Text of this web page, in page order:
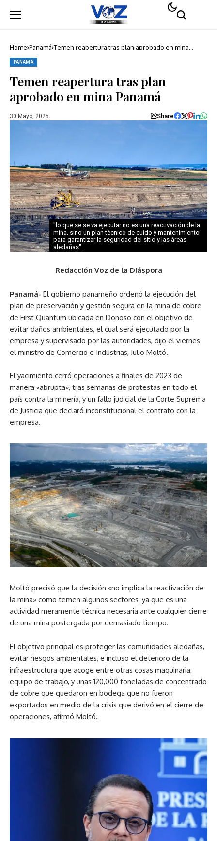
Home Panamá Temen reapertura tras plan aprobado en mina
PANAMÁ
Temen reapertura tras plan
aprobado en mina Panamá
30 Mayo, 2025 Share
"lo que se se va ejecutar no es una reactivación de la
mina, sino un plan técnico de cuido y mantenimiento
para garantizar la seguridad del sitio y las áreas
aledañas".
Redacción Voz de la Diáspora
Panamá- El gobierno panameño ordenó la ejecución del
plan de preservación y gestión segura en la mina de cobre
de First Quantum ubicada en Donoso con el objetivo de
evitar daños ambientales, el cual será ejecutado por la
empresa y supervisado por las autoridades, dijo el viernes
el ministro de Comercio e Industrias, Julio Moltó.
El yacimiento cerró operaciones a finales de 2023 de
manera «abrupta», tras semanas de protestas en todo el
país contra la minería, y un fallo judicial de la Corte Suprema
de Justicia que declaró inconstitucional el contrato con la
empresa.
Moltó precisó que la decisión «no implica la reactivación de
la mina» como temen algunos sectores, ya que es una
actividad meramente técnica necesaria ante cualquier cierre
de una mina postergada por demasiado tiempo.
El objetivo principal es proteger las comunidades aledañas,
evitar riesgos ambientales, e incluso el deterioro de la
infraestructura que acoge entre otras cosas maquinaria,
equipo de trabajo, y unas 120,000 toneladas de concentrado
de cobre que quedaron en bodega que no fueron
exportados en medio de la crisis que derivó en el cierre de
operaciones, afirmó Moltó.